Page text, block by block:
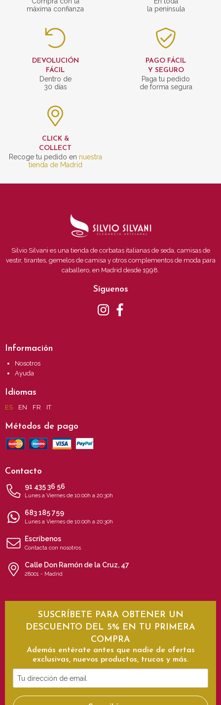
máxima confianza
la península
DEVOLUCIÓN
FÁCIL
Dentro de
30 días
PAGO FÁCIL
Y SEGURO
Paga tu pedido
de forma segura
CLICK &
COLLECT
Recoge tu pedido en nuestra
tienda de Madrid
Silvio Silvani es una tienda de corbatas italianas de seda, camisas de
vestir, tirantes, gemelos de camisa y otros complementos de moda para
caballero, en Madrid desde 1998.
Síguenos
Información
Nosotros
Ayuda
Idiomas
ES EN FR IT
Métodos de pago
Contacto
91 435 36 56
Lunes a Viernes de 10:00h a 20:30h
683 185 759
Lunes a Viernes de 10:00h a 20:30h
Escríbenos
Contacta con nosotros
Calle Don Ramón de la Cruz, 47
28001 - Madrid
SUSCRÍBETE PARA OBTENER UN
DESCUENTO DEL 5% EN TU PRIMERA
COMPRA
Además entérate antes que nadie de ofertas
exclusivas, nuevos productos, trucos y más.
Tu
dirección
de